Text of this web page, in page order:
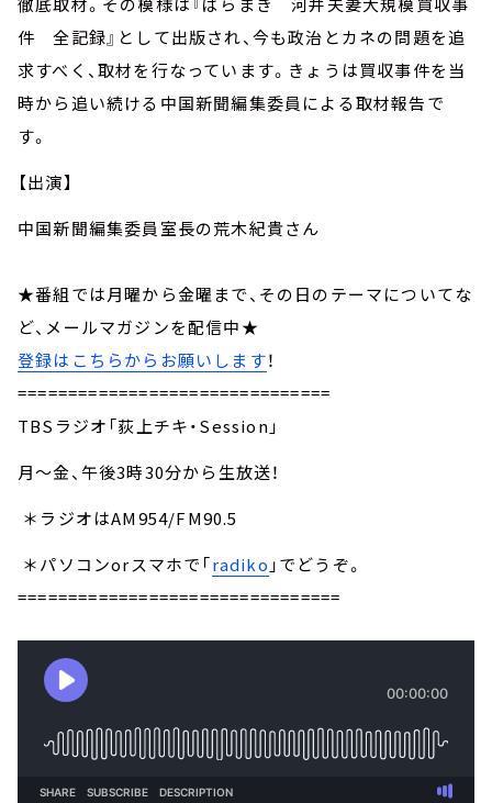
件 全記録』として出版され、今も政治とカネの問題を追
求すべく、取材を行なっています。きょうは買収事件を当
時から追い続ける中国新聞編集委員による取材報告で
す。
【出演】
中国新聞編集委員室長の荒木紀貴さん
★番組では月曜から金曜まで、その日のテーマについてな
ど、メールマガジンを配信中★
登録はこちらからお願いします！
===============================
TBSラジオ「荻上チキ・Session」
月～金、午後3時30分から生放送！
＊ラジオはAM954/FM90.5
＊パソコンorスマホで「radiko 」でどうぞ。
================================